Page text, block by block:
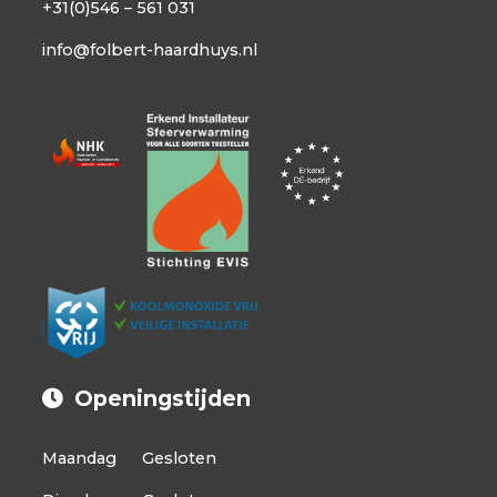
+31(0)546 – 561 031
info@folbert-haardhuys.nl
Openingstijden
Maandag Gesloten